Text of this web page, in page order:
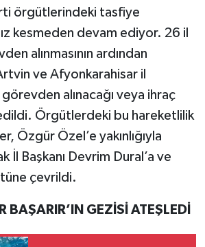
örgütlerindeki tasfiye
kesmeden devam ediyor. 26 il
alınmasının ardından
ve Afyonkarahisar il
görevden alınacağı veya ihraç
Örgütlerdeki bu hareketlilik
Özgür Özel’e yakınlığıyla
İl Başkanı Devrim Dural’a ve
çevrildi.
BAŞARIR’IN GEZİSİ ATEŞLEDİ